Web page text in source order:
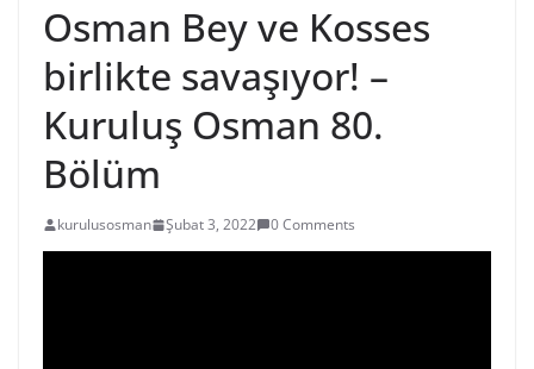
Osman Bey ve Kosses
birlikte savaşıyor! –
Kuruluş Osman 80.
Bölüm
kurulusosman Şubat 3, 2022 0 Comments